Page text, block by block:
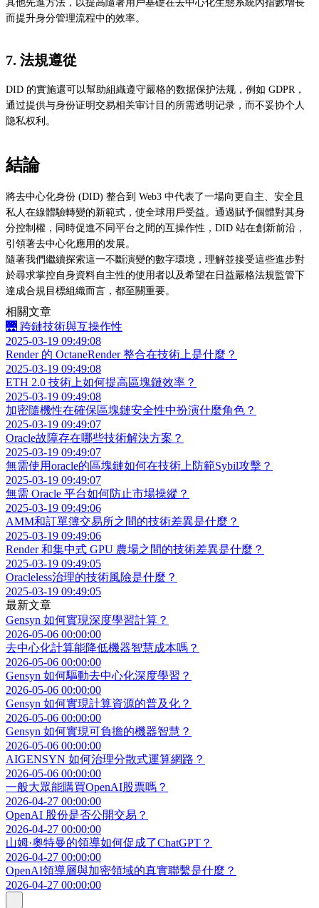
其他先進方法，以提高隨著用戶基礎在去中心化生態系統內指數增長
而提升身分管理流程中的效率。
7. 法規遵從
DID 的實施還可以幫助組織遵守嚴格的数据保护法规，例如 GDPR，
通过提供与身份证明交易相关审计目的所需透明记录，而不妥协个人
隐私权利。
結論
將去中心化身份 (DID) 整合到 Web3 中代表了一場向更自主、安全且
私人在線體驗轉變的新範式，使全球用戶受益。通過賦予個體對其身
分控制權，同時促進不同平台之間的互操作性，DID 站在創新前沿，
引領著去中心化應用的发展。
隨著我們繼續探索這一不斷演變的數字環境，理解並接受這些進步對
於尋求掌控自身資料自主性的使用者以及希望在日益嚴格法規監管下
達成合規目標組織而言，都至關重要。
相關文章
🌉 跨鏈技術與互操作性
2025-03-19 09:49:08
Render 的 OctaneRender 整合在技術上是什麼？
2025-03-19 09:49:08
ETH 2.0 技術上如何提高區塊鏈效率？
2025-03-19 09:49:08
加密隨機性在確保區塊鏈安全性中扮演什麼角色？
2025-03-19 09:49:07
Oracle故障存在哪些技術解決方案？
2025-03-19 09:49:07
無需使用oracle的區塊鏈如何在技術上防範Sybil攻擊？
2025-03-19 09:49:07
無需 Oracle 平台如何防止市場操縱？
2025-03-19 09:49:06
AMM和訂單簿交易所之間的技術差異是什麼？
2025-03-19 09:49:06
Render 和集中式 GPU 農場之間的技術差異是什麼？
2025-03-19 09:49:05
Oracleless治理的技術風險是什麼？
2025-03-19 09:49:05
最新文章
Gensyn 如何實現深度學習計算？
2026-05-06 00:00:00
去中心化計算能降低機器智慧成本嗎？
2026-05-06 00:00:00
Gensyn 如何驅動去中心化深度學習？
2026-05-06 00:00:00
Gensyn 如何實現計算資源的普及化？
2026-05-06 00:00:00
Gensyn 如何實現可負擔的機器智慧？
2026-05-06 00:00:00
AIGENSYN 如何治理分散式運算網路？
2026-05-06 00:00:00
一般大眾能購買OpenAI股票嗎？
2026-04-27 00:00:00
OpenAI 股份是否公開交易？
2026-04-27 00:00:00
山姆·奧特曼的領導如何促成了ChatGPT？
2026-04-27 00:00:00
OpenAI領導層與加密領域的真實聯繫是什麼？
2026-04-27 00:00:00